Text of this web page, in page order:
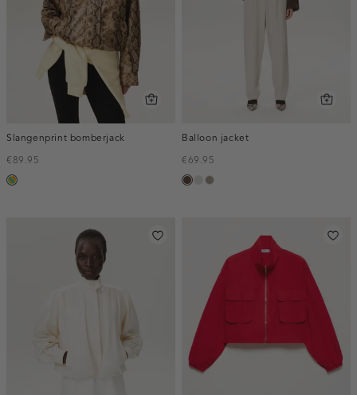
Slangenprint bomberjack
€89.95
meerkleurig
Balloon jacket
€69.95
donkerbruin
kittaupe,